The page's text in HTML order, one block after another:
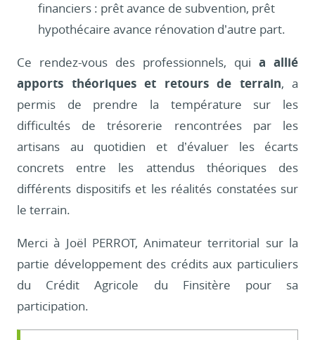
financiers : prêt avance de subvention, prêt
hypothécaire avance rénovation d’autre part.
Ce rendez-vous des professionnels, qui a allié
apports théoriques et retours de terrain, a
permis de prendre la température sur les
difficultés de trésorerie rencontrées par les
artisans au quotidien et d’évaluer les écarts
concrets entre les attendus théoriques des
différents dispositifs et les réalités constatées sur
le terrain.
Merci à Joël PERROT, Animateur territorial sur la
partie développement des crédits aux particuliers
du Crédit Agricole du Finsitère pour sa
participation.